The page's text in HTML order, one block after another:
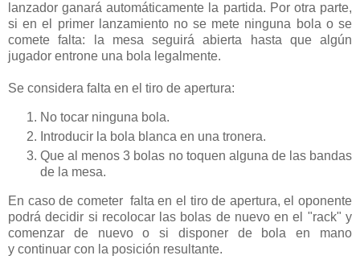
lanzador ganará automáticamente la partida. Por otra parte,
si en el primer lanzamiento no se mete ninguna bola o se
comete falta: la mesa seguirá abierta hasta que algún
jugador entrone una bola legalmente.
Se considera falta en el tiro de apertura:
No tocar ninguna bola.
Introducir la bola blanca en una tronera.
Que al menos 3 bolas no toquen alguna de las bandas
de la mesa.
En caso de cometer falta en el tiro de apertura, el oponente
podrá decidir si recolocar las bolas de nuevo en el "rack" y
comenzar de nuevo o si disponer de bola en mano
y continuar con la posición resultante.